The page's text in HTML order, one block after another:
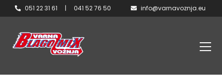
051 22 31 61 | 041 52 76 50 info@varnavoznja.eu